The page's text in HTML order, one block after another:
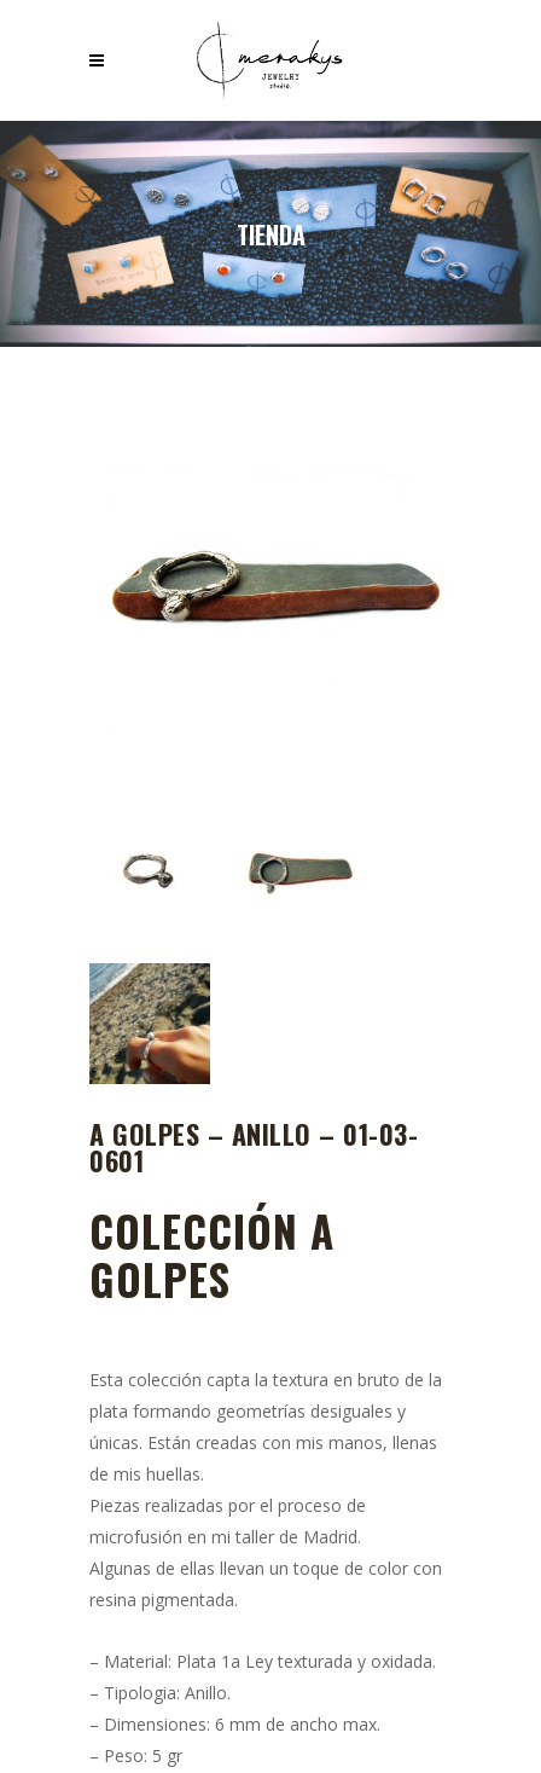
TIENDA
A GOLPES – ANILLO – 01-03-
0601
COLECCIÓN A
GOLPES
Esta colección capta la textura en bruto de la
plata formando geometrías desiguales y
únicas. Están creadas con mis manos, llenas
de mis huellas.
Piezas realizadas por el proceso de
microfusión en mi taller de Madrid.
Algunas de ellas llevan un toque de color con
resina pigmentada.
– Material: Plata 1a Ley texturada y oxidada.
– Tipologia: Anillo.
– Dimensiones: 6 mm de ancho max.
– Peso: 5 gr